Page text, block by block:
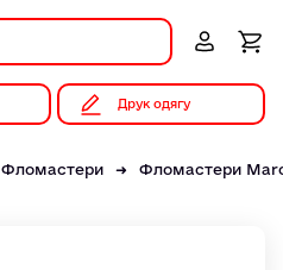
Друк одягу
Фломастери Фломастери